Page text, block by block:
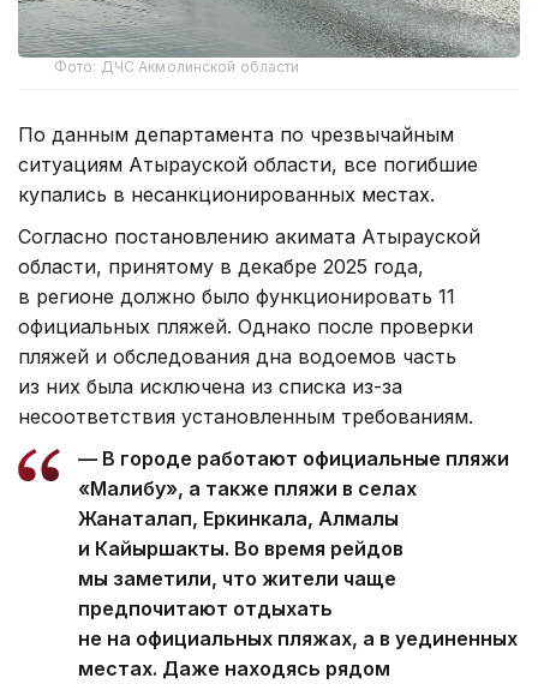
Фото: ДЧС Акмолинской области
По данным департамента по чрезвычайным
ситуациям Атырауской области, все погибшие
купались в несанкционированных местах.
Согласно постановлению акимата Атырауской
области, принятому в декабре 2025 года,
в регионе должно было функционировать 11
официальных пляжей. Однако после проверки
пляжей и обследования дна водоемов часть
из них была исключена из списка из-за
несоответствия установленным требованиям.
— В городе работают официальные пляжи
«Малибу», а также пляжи в селах
Жанаталап, Еркинкала, Алмалы
и Кайыршакты. Во время рейдов
мы заметили, что жители чаще
предпочитают отдыхать
не на официальных пляжах, а в уединенных
местах. Даже находясь рядом